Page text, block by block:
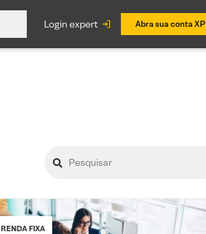
login expert Abra sua conta XP
RENDA FIXA